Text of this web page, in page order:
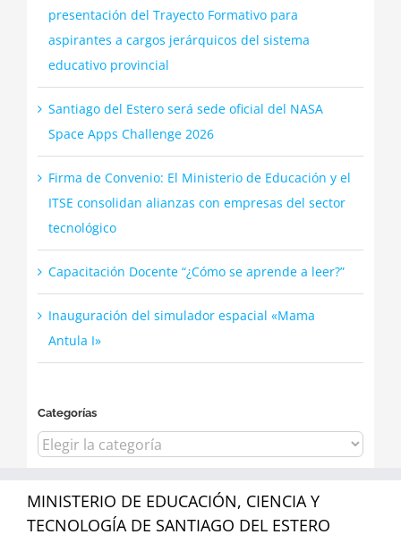
presentación del Trayecto Formativo para
aspirantes a cargos jerárquicos del sistema
educativo provincial
Santiago del Estero será sede oficial del NASA
Space Apps Challenge 2026
Firma de Convenio: El Ministerio de Educación y el
ITSE consolidan alianzas con empresas del sector
tecnológico
Capacitación Docente “¿Cómo se aprende a leer?”
Inauguración del simulador espacial «Mama
Antula I»
Categorías
Categorías
MINISTERIO DE EDUCACIÓN, CIENCIA Y
TECNOLOGÍA DE SANTIAGO DEL ESTERO